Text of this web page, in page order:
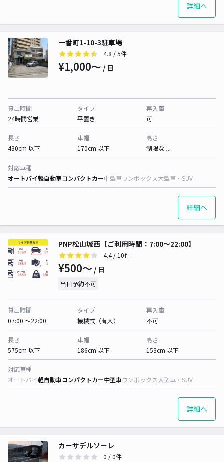
詳細へ
一番町1-10-3駐車場
4.8 / 5件
¥1,000〜 / 日
貸出時間
24時間営業
タイプ
平置き
再入庫
可
長さ
430cm 以下
車幅
170cm 以下
高さ
制限なし
対応車種
オートバイ軽自動車コンパクトカー中型車ワンボックス大型車・SUV
詳細へ
PNP松山城西【ご利用時間：7:00～22:00】
4.4/ 10件
¥500〜 / 日
当日予約不可
貸出時間
07:00 〜22:00
タイプ
機械式（有人）
再入庫
不可
長さ
575cm 以下
車幅
186cm 以下
高さ
153cm 以下
対応車種
オートバイ軽自動車コンパクトカー中型車ワンボックス大型車・SUV
詳細へ
カーサデルソーレ
0 / 0件